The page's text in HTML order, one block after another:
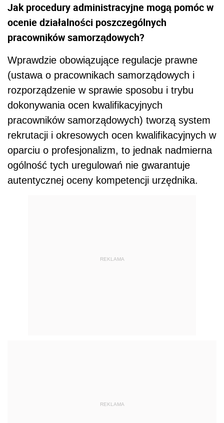
Jak procedury administracyjne mogą pomóc w
ocenie działalności poszczególnych
pracowników samorządowych?
Wprawdzie obowiązujące regulacje prawne
(ustawa o pracownikach samorządowych i
rozporządzenie w sprawie sposobu i trybu
dokonywania ocen kwalifikacyjnych
pracowników samorządowych) tworzą system
rekrutacji i okresowych ocen kwalifikacyjnych w
oparciu o profesjonalizm, to jednak nadmierna
ogólność tych uregulowań nie gwarantuje
autentycznej oceny kompetencji urzędnika.
REKLAMA
REKLAMA